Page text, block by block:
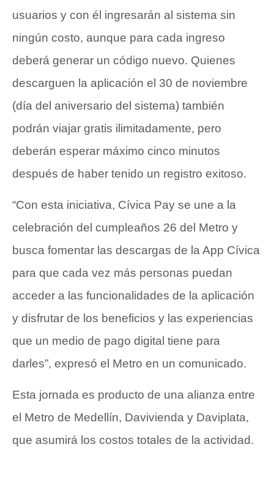
usuarios y con él ingresarán al sistema sin
ningún costo, aunque para cada ingreso
deberá generar un código nuevo. Quienes
descarguen la aplicación el 30 de noviembre
(día del aniversario del sistema) también
podrán viajar gratis ilimitadamente, pero
deberán esperar máximo cinco minutos
después de haber tenido un registro exitoso.
“Con esta iniciativa, Cívica Pay se une a la
celebración del cumpleaños 26 del Metro y
busca fomentar las descargas de la App Cívica
para que cada vez más personas puedan
acceder a las funcionalidades de la aplicación
y disfrutar de los beneficios y las experiencias
que un medio de pago digital tiene para
darles”, expresó el Metro en un comunicado.
Esta jornada es producto de una alianza entre
el Metro de Medellín, Davivienda y Daviplata,
que asumirá los costos totales de la actividad.